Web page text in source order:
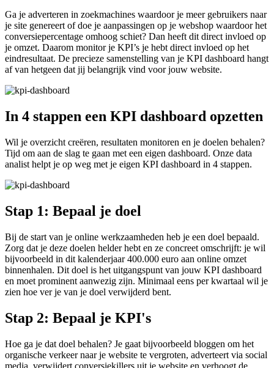
Ga je adverteren in zoekmachines waardoor je meer gebruikers naar
je site genereert of doe je aanpassingen op je webshop waardoor het
conversiepercentage omhoog schiet? Dan heeft dit direct invloed op
je omzet. Daarom monitor je KPI’s je hebt direct invloed op het
eindresultaat. De precieze samenstelling van je KPI dashboard hangt
af van hetgeen dat jij belangrijk vind voor jouw website.
In 4 stappen een KPI dashboard opzetten
Wil je overzicht creëren, resultaten monitoren en je doelen behalen?
Tijd om aan de slag te gaan met een eigen dashboard. Onze data
analist helpt je op weg met je eigen KPI dashboard in 4 stappen.
Stap 1: Bepaal je doel
Bij de start van je online werkzaamheden heb je een doel bepaald.
Zorg dat je deze doelen helder hebt en ze concreet omschrijft: je wil
bijvoorbeeld in dit kalenderjaar 400.000 euro aan online omzet
binnenhalen. Dit doel is het uitgangspunt van jouw KPI dashboard
en moet prominent aanwezig zijn. Minimaal eens per kwartaal wil je
zien hoe ver je van je doel verwijderd bent.
Stap 2: Bepaal je KPI's
Hoe ga je dat doel behalen? Je gaat bijvoorbeeld bloggen om het
organische verkeer naar je website te vergroten, adverteert via social
media, verwijdert conversiekillers uit je website en verhoogt de